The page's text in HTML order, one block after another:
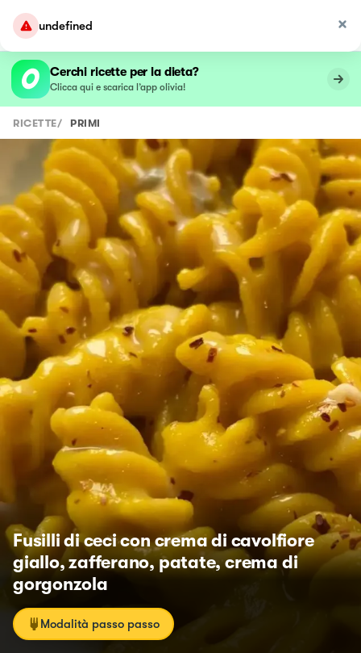
undefined
Cerchi ricette per la dieta?
Clicca qui e scarica l’app olivia!
RICETTE/ PRIMI
Fusilli di ceci con crema di cavolfiore
giallo, zafferano, patate, crema di
gorgonzola
Modalità passo passo